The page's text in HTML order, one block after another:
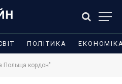
ПОЛІТИКА
Польща кордон"